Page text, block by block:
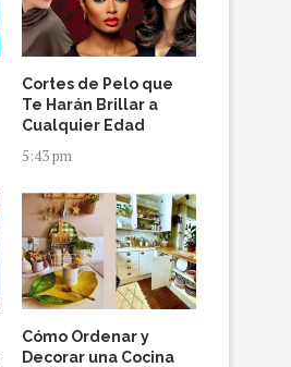
Cortes de Pelo que
Te Harán Brillar a
Cualquier Edad
5:43 pm
Cómo Ordenar y
Decorar una Cocina